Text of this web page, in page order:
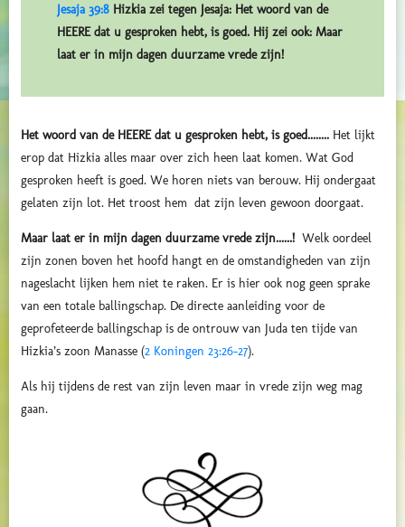
Jesaja 39:8 Hizkia zei tegen Jesaja: Het woord van de
HEERE dat u gesproken hebt, is goed. Hij zei ook: Maar
laat er in mijn dagen duurzame vrede zijn!
Het woord van de HEERE dat u gesproken hebt, is goed........ Het lijkt
erop dat Hizkia alles maar over zich heen laat komen. Wat God
gesproken heeft is goed. We horen niets van berouw. Hij ondergaat
gelaten zijn lot. Het troost hem dat zijn leven gewoon doorgaat.
Maar laat er in mijn dagen duurzame vrede zijn......! Welk oordeel
zijn zonen boven het hoofd hangt en de omstandigheden van zijn
nageslacht lijken hem niet te raken. Er is hier ook nog geen sprake
van een totale ballingschap. De directe aanleiding voor de
geprofeteerde ballingschap is de ontrouw van Juda ten tijde van
Hizkia’s zoon Manasse (2 Koningen 23:26-27).
Als hij tijdens de rest van zijn leven maar in vrede zijn weg mag
gaan.